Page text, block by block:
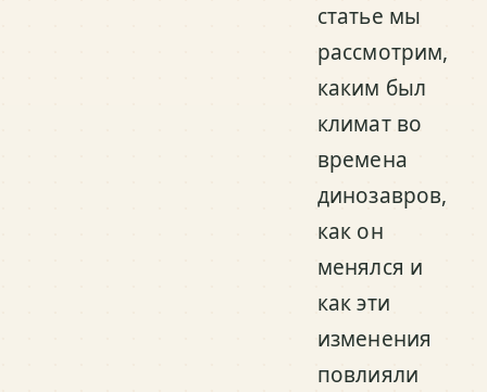
статье мы
рассмотрим,
каким был
климат во
времена
динозавров,
как он
менялся и
как эти
изменения
повлияли